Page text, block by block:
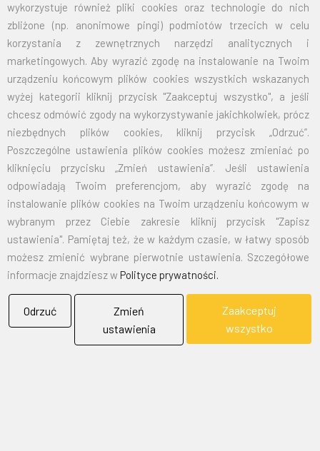
wykorzystuje również pliki cookies oraz technologie do nich
zbliżone (np. anonimowe pingi) podmiotów trzecich w celu
korzystania z zewnętrznych narzędzi analitycznych i
marketingowych. Aby wyrazić zgodę na instalowanie na Twoim
urządzeniu końcowym plików cookies wszystkich wskazanych
wyżej kategorii kliknij przycisk "Zaakceptuj wszystko", a jeśli
chcesz odmówić zgody na wykorzystywanie jakichkolwiek, prócz
niezbędnych plików cookies, kliknij przycisk „Odrzuć”.
Poszczególne ustawienia plików cookies możesz zmieniać po
kliknięciu przycisku „Zmień ustawienia”. Jeśli ustawienia
odpowiadają Twoim preferencjom, aby wyrazić zgodę na
instalowanie plików cookies na Twoim urządzeniu końcowym w
wybranym przez Ciebie zakresie kliknij przycisk "Zapisz
ustawienia". Pamiętaj też, że w każdym czasie, w łatwy sposób
możesz zmienić wybrane pierwotnie ustawienia. Szczegółowe
informacje znajdziesz wPolityce prywatności.
Odrzuć
Zmień
ustawienia
Zaakceptuj
wszystko
30X50 19,00 23,37
50X80 26,00 31,98
70X110 32,50 39,98
100X160 67,50 83,03
125X200 105,00
150X240 151,50 186,35
EMAIL:marketing@bielflag.pl,biuro@bielflag.pl
TELEFON:
600 42 11 90,33/816 21 78